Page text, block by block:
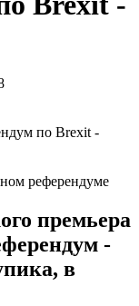
референдуме
премьера
-
в